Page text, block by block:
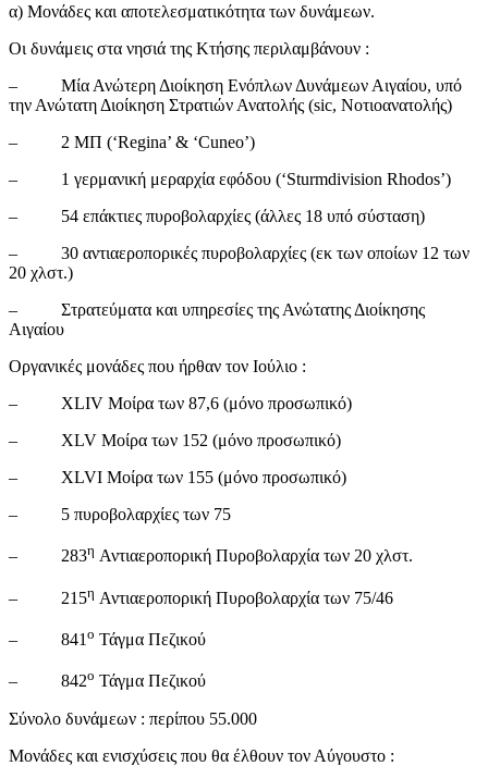
α) Μονάδες και αποτελεσματικότητα των δυνάμεων.
Οι δυνάμεις στα νησιά της Κτήσης περιλαμβάνουν :
– Μία Ανώτερη Διοίκηση Ενόπλων Δυνάμεων Αιγαίου, υπό
την Ανώτατη Διοίκηση Στρατιών Ανατολής (sic, Νοτιοανατολής)
– 2 ΜΠ (‘Regina’ & ‘Cuneo’)
– 1 γερμανική μεραρχία εφόδου (‘Sturmdivision Rhodos’)
– 54 επάκτιες πυροβολαρχίες (άλλες 18 υπό σύσταση)
– 30 αντιαεροπορικές πυροβολαρχίες (εκ των οποίων 12 των
20 χλστ.)
– Στρατεύματα και υπηρεσίες της Ανώτατης Διοίκησης
Αιγαίου
Οργανικές μονάδες που ήρθαν τον Ιούλιο :
– XLIV Μοίρα των 87,6 (μόνο προσωπικό)
– XLV Μοίρα των 152 (μόνο προσωπικό)
– XLVI Μοίρα των 155 (μόνο προσωπικό)
– 5 πυροβολαρχίες των 75
– 283η Αντιαεροπορική Πυροβολαρχία των 20 χλστ.
– 215η Αντιαεροπορική Πυροβολαρχία των 75/46
– 841 ο Τάγμα Πεζικού
– 842ο Τάγμα Πεζικού
Σύνολο δυνάμεων : περίπου 55.000
Μονάδες και ενισχύσεις που θα έλθουν τον Αύγουστο :